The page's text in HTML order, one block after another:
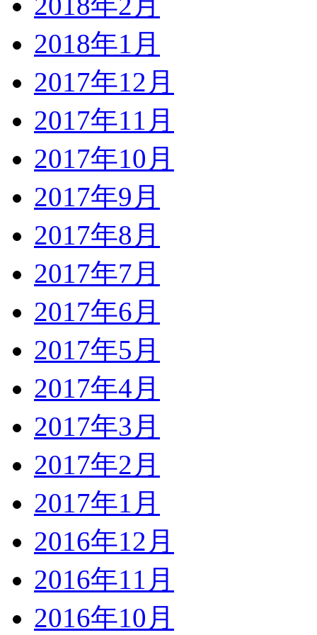
2018年1月
2017年12月
2017年11月
2017年10月
2017年9月
2017年8月
2017年7月
2017年6月
2017年5月
2017年4月
2017年3月
2017年2月
2017年1月
2016年12月
2016年11月
2016年10月